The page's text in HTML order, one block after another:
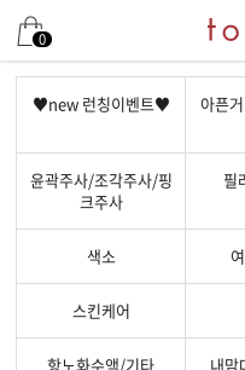
0
♥new 런칭이벤트♥
아픈
윤곽주사/조각주사/핑
크주사
필
색소
스킨케어
항노화수액/기타 내맘
남은 시술/관리권 예약
남은 시술/관리권 종류
색소
여드름/모공
스킨부스터
스킨케어